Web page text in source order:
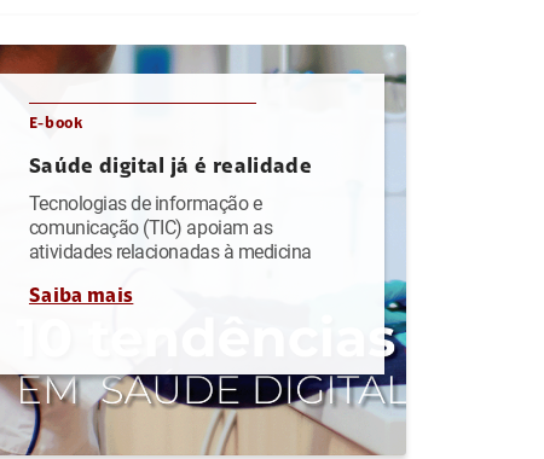
E-book
Saúde digital já é realidade
Tecnologias de informação e
comunicação (TIC) apoiam as
atividades relacionadas à medicina
Saiba mais